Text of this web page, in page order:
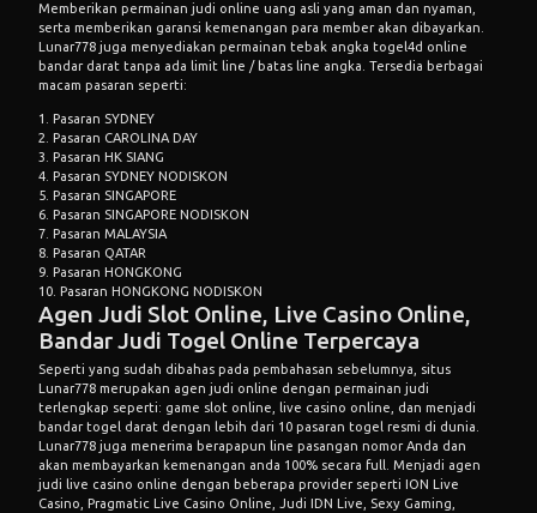
Memberikan permainan judi online uang asli yang aman dan nyaman,
serta memberikan garansi kemenangan para member akan dibayarkan.
Lunar778 juga menyediakan permainan tebak angka togel4d online
bandar darat tanpa ada limit line / batas line angka. Tersedia berbagai
macam pasaran seperti:
1. Pasaran SYDNEY
2. Pasaran CAROLINA DAY
3. Pasaran HK SIANG
4. Pasaran SYDNEY NODISKON
5. Pasaran SINGAPORE
6. Pasaran SINGAPORE NODISKON
7. Pasaran MALAYSIA
8. Pasaran QATAR
9. Pasaran HONGKONG
10. Pasaran HONGKONG NODISKON
Agen Judi Slot Online, Live Casino Online,
Bandar Judi Togel Online Terpercaya
Seperti yang sudah dibahas pada pembahasan sebelumnya, situs
Lunar778 merupakan agen judi online dengan permainan judi
terlengkap seperti: game slot online , live casino online, dan menjadi
bandar togel darat dengan lebih dari 10 pasaran togel resmi di dunia.
Lunar778 juga menerima berapapun line pasangan nomor Anda dan
akan membayarkan kemenangan anda 100% secara full. Menjadi agen
judi live casino online dengan beberapa provider seperti ION Live
Casino, Pragmatic Live Casino Online, Judi IDN Live, Sexy Gaming,